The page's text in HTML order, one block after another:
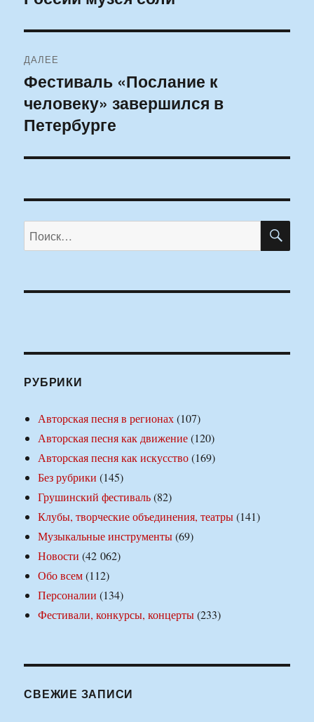
ДАЛЕЕ
Следующая
запись:
Фестиваль «Послание к
человеку» завершился в
Петербурге
Искать:
РУБРИКИ
Авторская песня в регионах(107)
Авторская песня как движение(120)
Авторская песня как искусство(169)
Без рубрики (145)
Грушинский фестиваль(82)
Клубы, творческие объединения, театры(141)
Музыкальные инструменты(69)
Новости (42 062)
Обо всем(112)
Персоналии (134)
Фестивали, конкурсы, концерты(233)
СВЕЖИЕ ЗАПИСИ